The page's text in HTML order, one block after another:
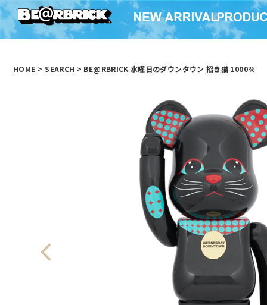
HOME > SEARCH > BE@RBRICK 水曜日のダウンタウン 招き猫 1000％